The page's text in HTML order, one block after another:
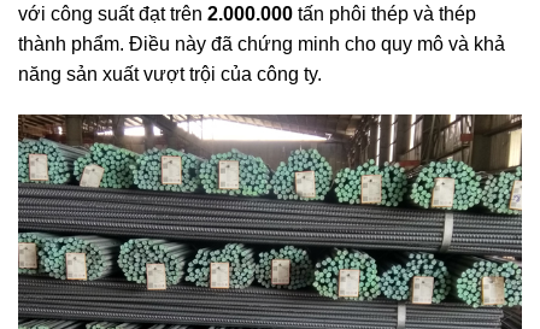
với công suất đạt trên 2.000.000 tấn phôi thép và thép
thành phẩm. Điều này đã chứng minh cho quy mô và khả
năng sản xuất vượt trội của công ty.